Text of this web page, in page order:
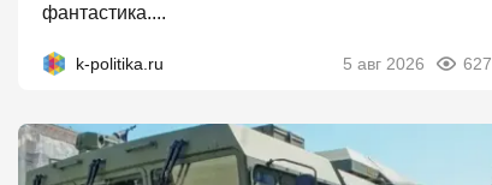
фантастика....
k-politika.ru 5 авг 2026 627